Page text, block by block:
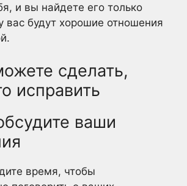
и вы найдете его только
вас будут хорошие отношения
сделать,
исправить
ваши
время, чтобы